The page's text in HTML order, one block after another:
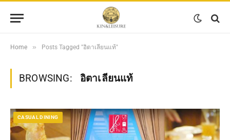
Home » Posts Tagged "อิตาเลียนแท้"
BROWSING: อิตาเลียนแท้
CASUAL DINING